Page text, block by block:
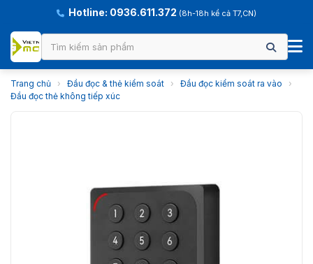
Hotline: 0936.611.372 (8h-18h kể cả T7,CN)
Trang chủ › Đầu đọc & thẻ kiểm soát › Đầu đọc kiểm soát ra vào
›
Đầu đọc thẻ không tiếp xúc